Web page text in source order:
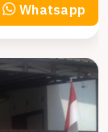
Whatsapp